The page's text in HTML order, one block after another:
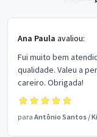
Ana Paula avaliou:
Fui muito bem
qualidade. Valeu a
careiro. Obrigada!
para Antônio Santos /